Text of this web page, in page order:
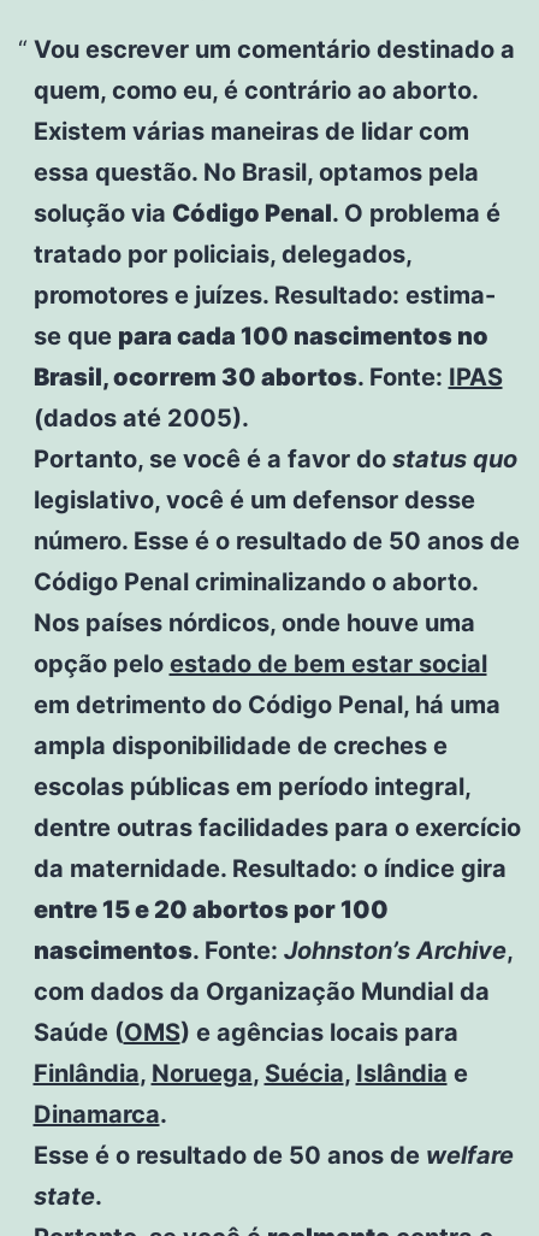
Vou escrever um comentário destinado a
quem, como eu, é contrário ao aborto.
Existem várias maneiras de lidar com
essa questão. No Brasil, optamos pela
solução via Código Penal. O problema é
tratado por policiais, delegados,
promotores e juízes. Resultado: estima-
se que para cada 100 nascimentos no
Brasil, ocorrem 30 abortos. Fonte: IPAS
(dados até 2005).
Portanto, se você é a favor do status quo
legislativo, você é um defensor desse
número. Esse é o resultado de 50 anos de
Código Penal criminalizando o aborto.
Nos países nórdicos, onde houve uma
opção pelo estado de bem estar social
em detrimento do Código Penal, há uma
ampla disponibilidade de creches e
escolas públicas em período integral,
dentre outras facilidades para o exercício
da maternidade. Resultado: o índice gira
entre 15 e 20 abortos por 100
nascimentos. Fonte: Johnston’s Archive,
com dados da Organização Mundial da
Saúde (OMS) e agências locais para
Finlândia, Noruega, Suécia, Islândia e
Dinamarca.
Esse é o resultado de 50 anos de welfare
state.